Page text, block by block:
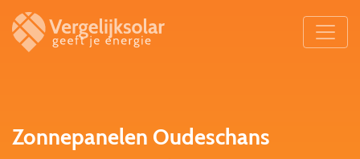
Zonnepanelen Oudeschans